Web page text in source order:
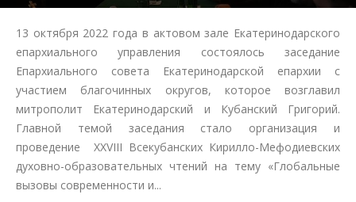
13 октября 2022 года в актовом зале Екатеринодарского
епархиального управления состоялось заседание
Епархиального совета Екатеринодарской епархии с
участием благочинных округов, которое возглавил
митрополит Екатеринодарский и Кубанский Григорий.
Главной темой заседания стало организация и
проведение XXVIII Всекубанских Кирилло-Мефодиевских
духовно-образовательных чтений на тему «Глобальные
вызовы современности и...